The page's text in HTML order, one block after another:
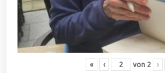
« ‹ von 2 ›